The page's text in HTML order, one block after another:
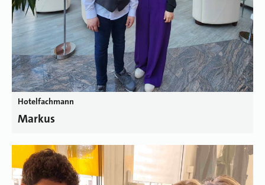
Hotelfachmann
Markus